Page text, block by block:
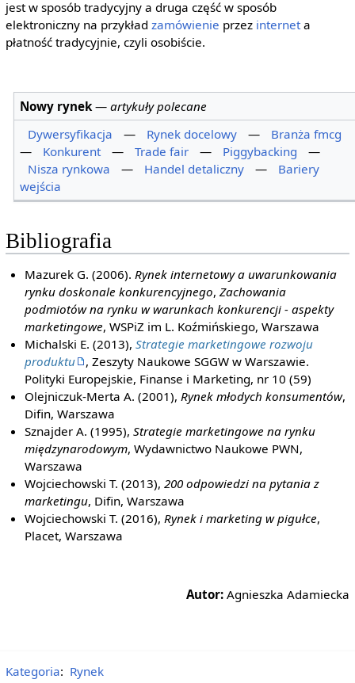
jest w sposób tradycyjny a druga część w sposób
elektroniczny na przykład zamówienie przez interneta
płatność tradycyjnie, czyli osobiście.
Nowy rynek—artykuły polecane
Dywersyfikacja
— Rynek docelowy —
Branża fmcg
—
Konkurent — Trade fair — Piggybacking
—
Nisza rynkowa
— Handel detaliczny —
Bariery
wejścia
Bibliografia
Mazurek G. (2006). Rynek internetowy a uwarunkowania
rynku doskonale konkurencyjnego,Zachowania
podmiotów na rynku w warunkach konkurencji - aspekty
marketingowe, WSPiZ im L. Koźmińskiego, Warszawa
Michalski E. (2013),Strategie marketingowe rozwoju
produktu
, Zeszyty Naukowe SGGW w Warszawie.
Polityki Europejskie, Finanse i Marketing, nr 10 (59)
Olejniczuk-Merta A. (2001), Rynek młodych konsumentów,
Difin, Warszawa
Sznajder A. (1995),Strategie marketingowe na rynku
międzynarodowym, Wydawnictwo Naukowe PWN,
Warszawa
Wojciechowski T. (2013),200 odpowiedzi na pytania z
marketingu, Difin, Warszawa
Wojciechowski T. (2016), Rynek i marketing w pigułce,
Placet, Warszawa
Autor: Agnieszka Adamiecka
Kategoria: Rynek